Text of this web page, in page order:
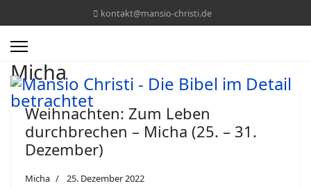
kontakt@mansio-christi.de
Micha
Weihnachten: Zum Leben
durchbrechen – Micha (25. – 31.
Dezember)
Micha 25. Dezember 2022